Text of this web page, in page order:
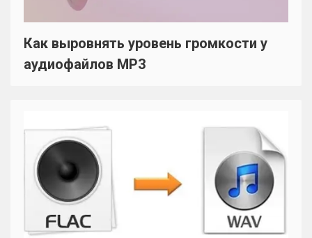
Как выровнять уровень громкости у
аудиофайлов MP3